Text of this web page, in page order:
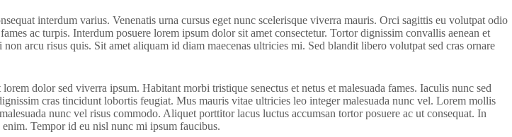
interdum varius. Venenatis urna cursus eget nunc scelerisque viverra mauris. Orci sagittis eu volutpat odio
ac turpis. Interdum posuere lorem ipsum dolor sit amet consectetur. Tortor dignissim convallis aenean et
arcu risus quis. Sit amet aliquam id diam maecenas ultricies mi. Sed blandit libero volutpat sed cras ornare
dolor sed viverra ipsum. Habitant morbi tristique senectus et netus et malesuada fames. Iaculis nunc sed
cras tincidunt lobortis feugiat. Mus mauris vitae ultricies leo integer malesuada nunc vel. Lorem mollis
nunc vel risus commodo. Aliquet porttitor lacus luctus accumsan tortor posuere ac ut consequat. In
Tempor id eu nisl nunc mi ipsum faucibus.